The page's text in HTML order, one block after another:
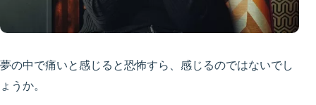
夢の中で痛いと感じると恐怖すら、感じるのではないでし
ょうか。